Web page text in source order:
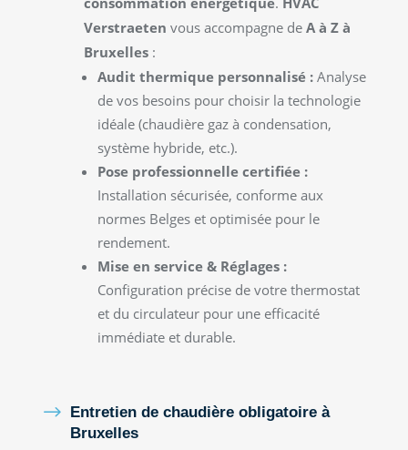
Verstraeten vous accompagne de A à Z à
Bruxelles:
Audit thermique personnalisé :Analyse
de vos besoins pour choisir la technologie
idéale (chaudière gaz à condensation,
système hybride, etc.).
Pose professionnelle certifiée :
Installation sécurisée, conforme aux
normes Belges et optimisée pour le
rendement.
Mise en service & Réglages :
Configuration précise de votre thermostat
et du circulateur pour une efficacité
immédiate et durable.
$ Entretien de chaudière obligatoire à
Bruxelles